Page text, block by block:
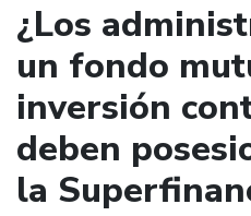
¿Los
un fondo
inversión
deben
la